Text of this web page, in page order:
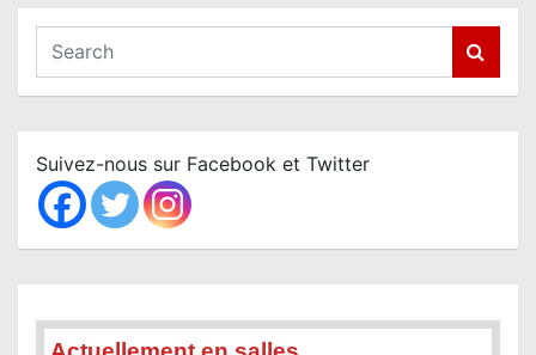
a
c
h
Suivez-nous sur Facebook et Twitter